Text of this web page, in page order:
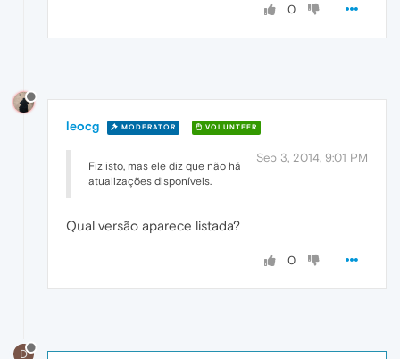
0
leocg MODERATOR VOLUNTEER
Sep 3, 2014, 9:01 PM
Fiz isto, mas ele diz que não há
atualizações disponíveis.
Qual versão aparece listada?
0
D